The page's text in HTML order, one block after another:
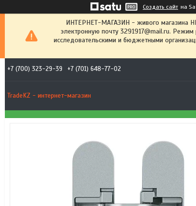
Создать сайт на
ИНТЕРНЕТ-МАГАЗИН - живого магазина
электронную почту 3291917@mail.ru.
исследовательскими и бюджетными
+7 (700) 323-29-39 +7 (701) 648-77-02
TradeKZ - интернет-магазин